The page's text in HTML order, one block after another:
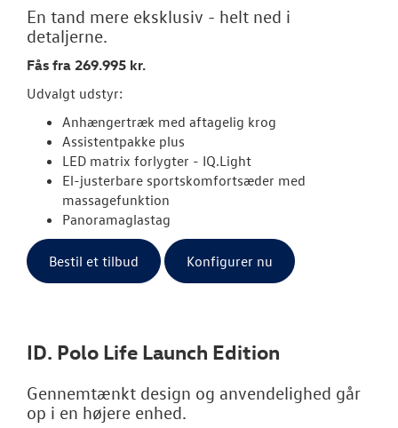
En tand mere eksklusiv - helt ned i
detaljerne.
Fås fra 269.995 kr.
Udvalgt udstyr:
Anhængertræk med aftagelig krog
Assistentpakke plus
LED matrix forlygter - IQ.Light
El-justerbare sportskomfortsæder med
massagefunktion
Panoramaglastag
Bestil et tilbud Konfigurer nu
ID. Polo Life Launch Edition
Gennemtænkt design og anvendelighed går
op i en højere enhed.